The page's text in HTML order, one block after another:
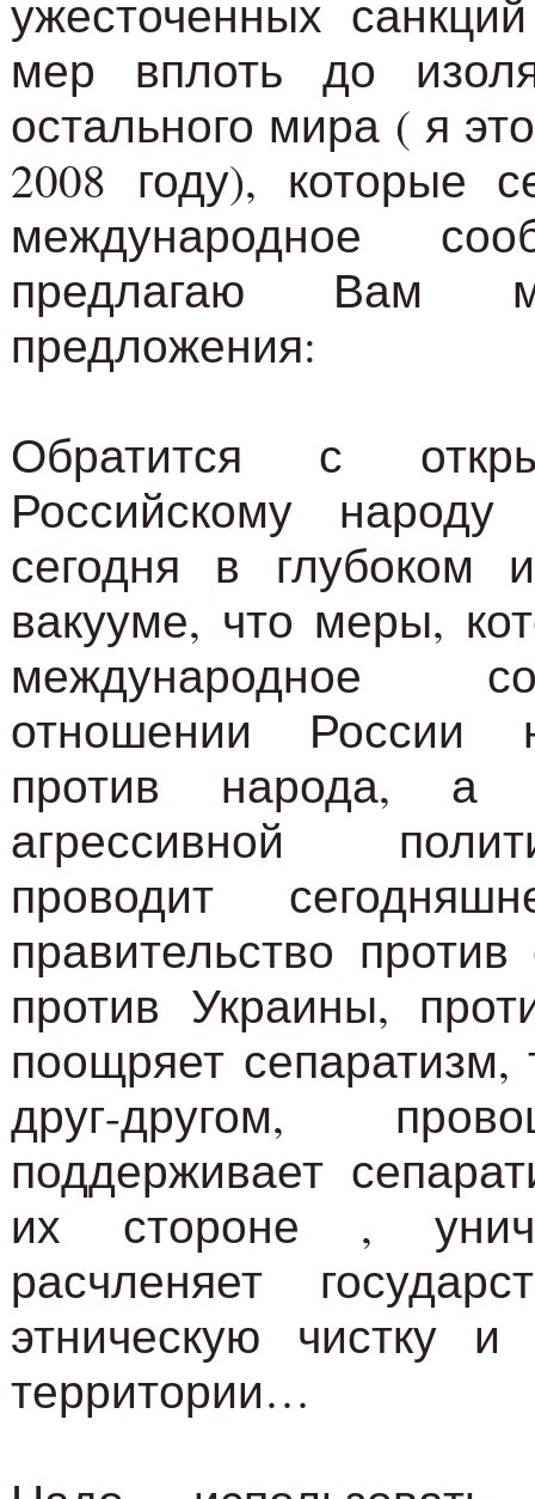
ужесточенных
мер вплоть до
остального мира ( я
2008 году), которые
международное
предлагаю Вам
предложения:
Обратится с
Российскому
сегодня в глубоком
вакууме, что меры,
международное
отношении России
против народа, а
агрессивной
проводит
правительство
против Украины,
поощряет
друг-другом,
поддерживает
их стороне ,
расчленяет
этническую чистку и
территории…